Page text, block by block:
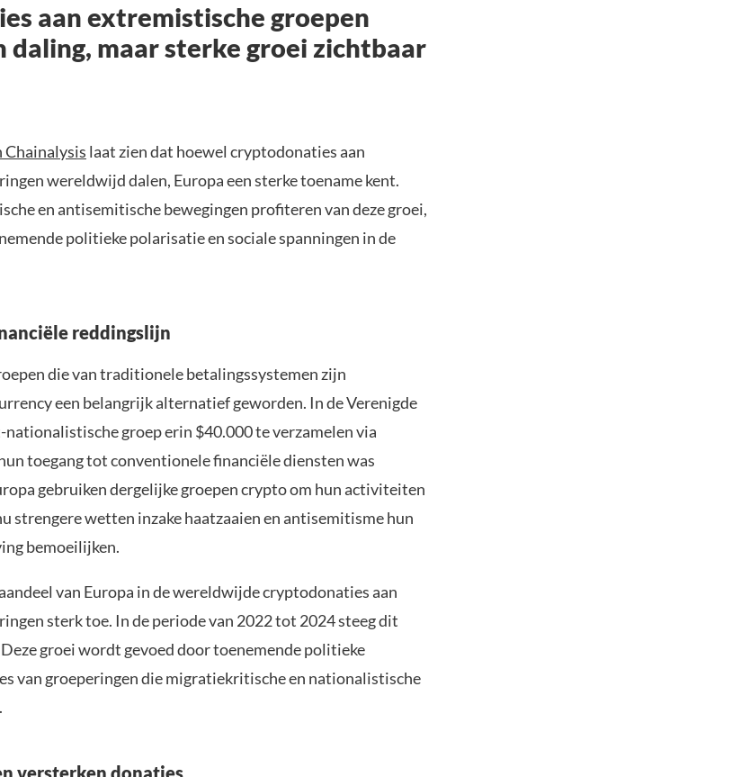
aan extremistische groepen
maar sterke groei zichtbaar
Chainalysis laat zien dat hoewel cryptodonaties aan
wereldwijd dalen, Europa een sterke toename kent.
en antisemitische bewegingen profiteren van deze groei,
politieke polarisatie en sociale spanningen in de
reddingslijn
die van traditionele betalingssystemen zijn
een belangrijk alternatief geworden. In de Verenigde
nationalistische groep erin $40.000 te verzamelen via
toegang tot conventionele financiële diensten was
gebruiken dergelijke groepen crypto om hun activiteiten
strengere wetten inzake haatzaaien en antisemitisme hun
bemoeilijken.
van Europa in de wereldwijde cryptodonaties aan
sterk toe. In de periode van 2022 tot 2024 steeg dit
groei wordt gevoed door toenemende politieke
van groeperingen die migratiekritische en nationalistische
versterken donaties